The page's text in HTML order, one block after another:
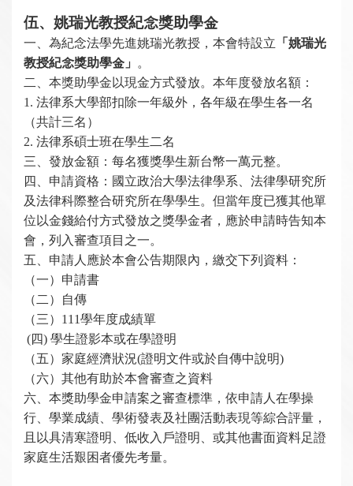
伍、姚瑞光教授紀念獎助學金
一、 為紀念法學先進姚瑞光教授，本會特設立 「姚瑞光
教授紀念獎助學金」
。
二、本獎助學金以現金方式發放。本年度發放名額：
1. 法律系大學部扣除一年級外，各年級在學生各一名
（共計三名）
2. 法律系碩士班在學生二名
三、發放金額：每名獲獎學生新台幣一萬元整。
四、申請資格：國立政治大學法律學系、法律學研究所
及法律科際整合研究所在學學生。但當年度已獲其他單
位以金錢給付方式發放之獎學金者，應於申請時告知本
會，列入審查項目之一。
五、申請人應於本會公告期限內，繳交下列資料：
（一）申請書
（二）自傳
（三）111學年度成績單
(四) 學生證影本或在學證明
（五）家庭經濟狀況(證明文件或於自傳中說明)
（六）其他有助於本會審查之資料
六、本獎助學金申請案之審查標準，依申請人在學操
行、學業成績、學術發表及社團活動表現等綜合評量，
且以具清寒證明、低收入戶證明、或其他書面資料足證
家庭生活艱困者優先考量。